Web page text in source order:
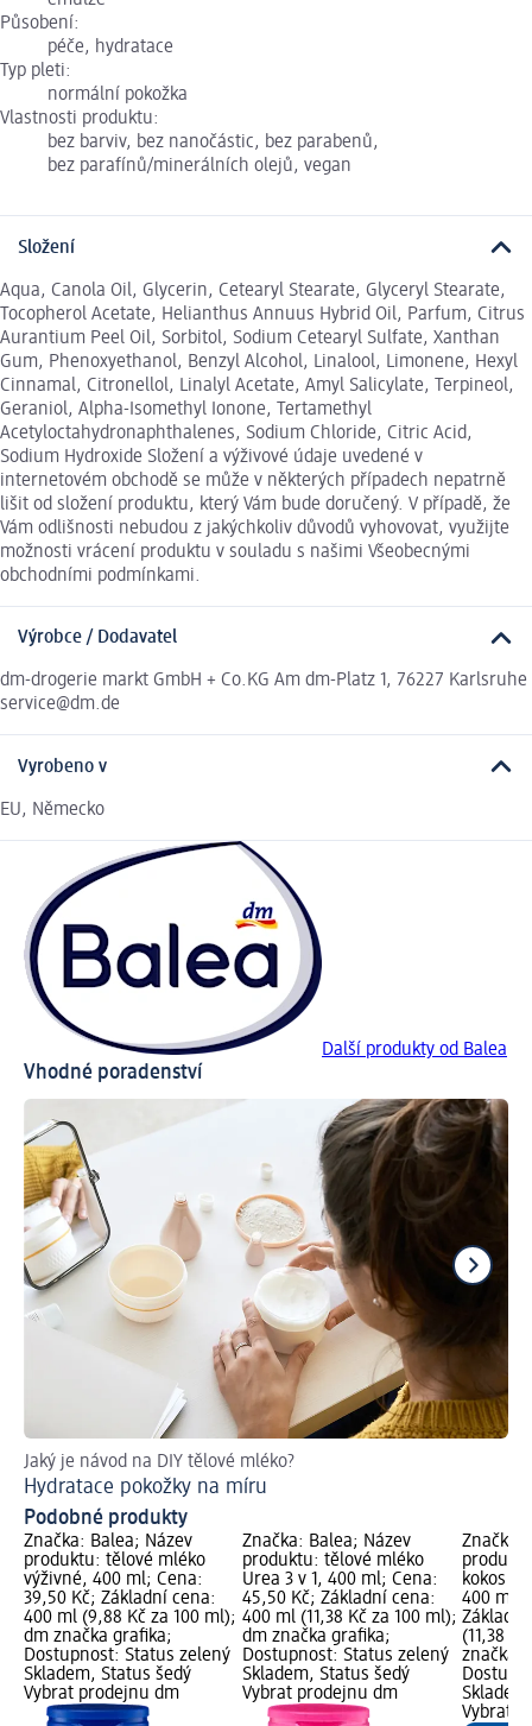
Působení:
péče, hydratace
Typ pleti:
normální pokožka
Vlastnosti produktu:
bez barviv, bez nanočástic, bez parabenů,
bez parafínů/minerálních olejů, vegan
Složení
Aqua, Canola Oil, Glycerin, Cetearyl Stearate, Glyceryl Stearate,
Tocopherol Acetate, Helianthus Annuus Hybrid Oil, Parfum, Citrus
Aurantium Peel Oil, Sorbitol, Sodium Cetearyl Sulfate, Xanthan
Gum, Phenoxyethanol, Benzyl Alcohol, Linalool, Limonene, Hexyl
Cinnamal, Citronellol, Linalyl Acetate, Amyl Salicylate, Terpineol,
Geraniol, Alpha-Isomethyl Ionone, Tertamethyl
Acetyloctahydronaphthalenes, Sodium Chloride, Citric Acid,
Sodium Hydroxide Složení a výživové údaje uvedené v
internetovém obchodě se může v některých případech nepatrně
lišit od složení produktu, který Vám bude doručený. V případě, že
Vám odlišnosti nebudou z jakýchkoliv důvodů vyhovovat, využijte
možnosti vrácení produktu v souladu s našimi Všeobecnými
obchodními podmínkami.
Výrobce / Dodavatel
dm-drogerie markt GmbH + Co.KG Am dm-Platz 1, 76227 Karlsruhe
service@dm.de
Vyrobeno v
EU, Německo
Další produkty od Balea
Vhodné poradenství
Jaký je návod na DIY tělové mléko?
Hydratace pokožky na míru
Podobné produkty
Značka: Balea; Název
produktu: tělové mléko
výživné, 400 ml; Cena:
39,50 Kč; Základní cena:
400 ml (9,88 Kč za 100 ml);
dm značka grafika;
Dostupnost: Status zelený
Skladem, Status šedý
Vybrat prodejnu dm
Značka: Balea; Název
produktu: tělové mléko
Urea 3 v 1, 400 ml; Cena:
45,50 Kč; Základní cena:
400 ml (11,38 Kč za 100 ml);
dm značka grafika;
Dostupnost: Status zelený
Skladem, Status šedý
Vybrat prodejnu dm
Značka:
kokos &
400 ml;
(11,38
značka
Vybrat